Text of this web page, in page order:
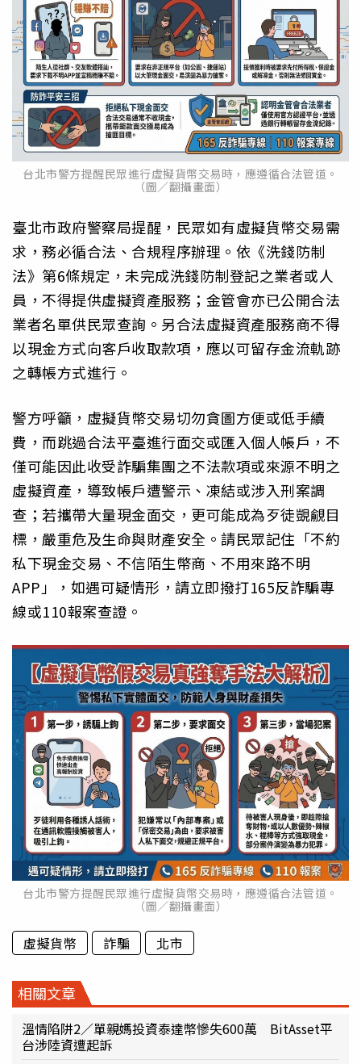
台北市警方提醒民眾進行虛擬貨幣交易時，應遵循合法管道。
（圖／翻攝畫面）
臺北市政府警察局提醒，民眾如有虛擬貨幣交易需
求，務必循合法、合規程序辦理。依《洗錢防制
法》第6條規定，未完成洗錢防制登記之業者或人
員，不得提供虛擬資產服務；金管會亦已公開合法
業者名單供民眾查詢。另合法虛擬資產服務商不得
以現金方式向客戶收取款項，應以可留存金流軌跡
之轉帳方式進行。
警方呼籲，虛擬貨幣交易切勿貪圖方便或低手續
費，而跳過合法平臺進行面交或匯入個人帳戶，不
僅可能因此收受詐騙集團之不法款項或來源不明之
虛擬資產，導致帳戶遭警示、凍結或涉入刑案調
查；若攜帶大量現金面交，更可能成為歹徒覬覦目
標，嚴重危及生命與財產安全。請民眾記住「不約
私下現金交易、不信陌生幣商、不用來路不明
APP」，如遇可疑情形，請立即撥打165反詐騙專
線或110報案查證。
台北市警方提醒民眾進行虛擬貨幣交易時，應遵循合法管道。
（圖／翻攝畫面）
虛擬貨幣 詐騙 北市
相關文章
溫情陷阱2／單親媽投資泰達幣慘失600萬 BitAsset平
台涉陸資遭起訴